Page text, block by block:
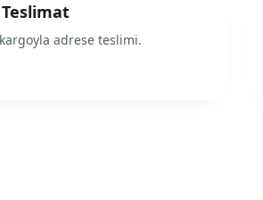
adrese teslimi.